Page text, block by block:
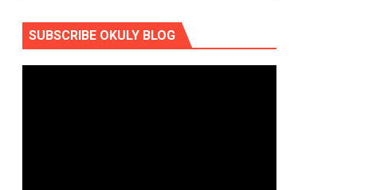
SUBSCRIBE OKULY BLOG